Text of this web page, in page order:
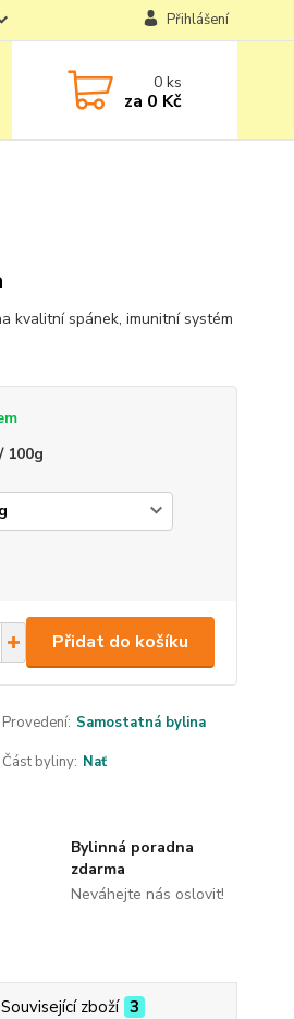
Přihlášení
0ks
za 0 Kč
kvalitní spánek, imunitní systém
100g
Přidat do košíku
Provedení: Samostatná bylina
Část byliny: Nať
Bylinná poradna
zdarma
Neváhejte nás oslovit!
Související zboží 3